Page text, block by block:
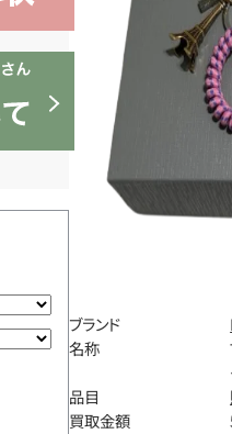
ブランド
名称
品目
買取金額